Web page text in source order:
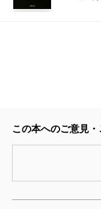
の有無について
北上次郎／これ
波
この本へのご意見・